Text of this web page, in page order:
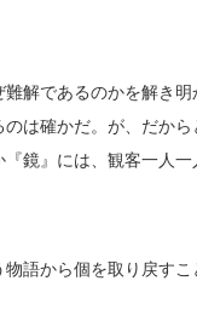
解であるのかを解き
は確かだ。が、だか
鏡』には、観客一人
語から個を取り戻すこ